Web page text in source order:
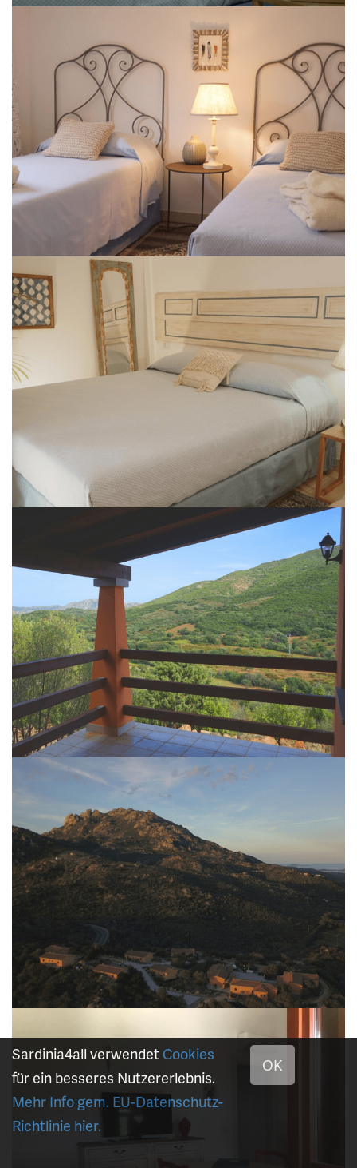
Sardinia4all verwendet Cookies
für ein besseres Nutzererlebnis.
Mehr Info gem. EU-Datenschutz-
Richtlinie hier.
OK